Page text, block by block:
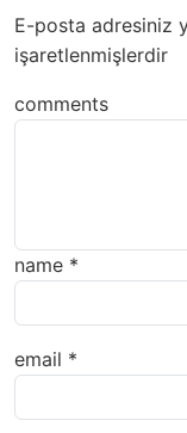
E-posta adresiniz
işaretlenmişlerdir
comments
name *
email *